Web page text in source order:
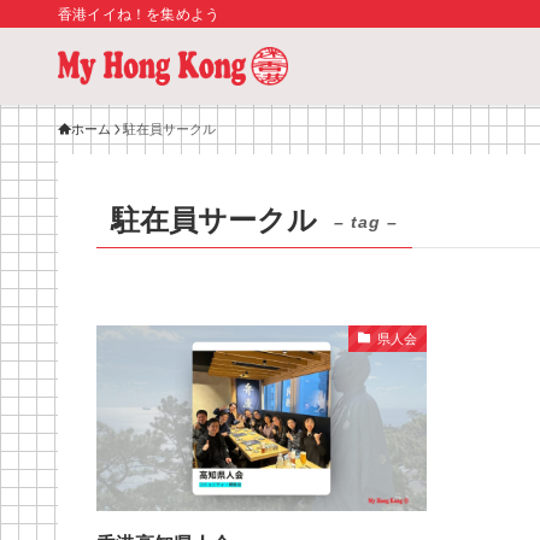
香港イイね！を集めよう
ホーム 駐在員サークル
駐在員サークル – tag –
県人会